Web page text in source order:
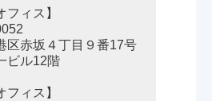
フィス】
区赤坂４丁目９番17号
ビル12階
フィス】